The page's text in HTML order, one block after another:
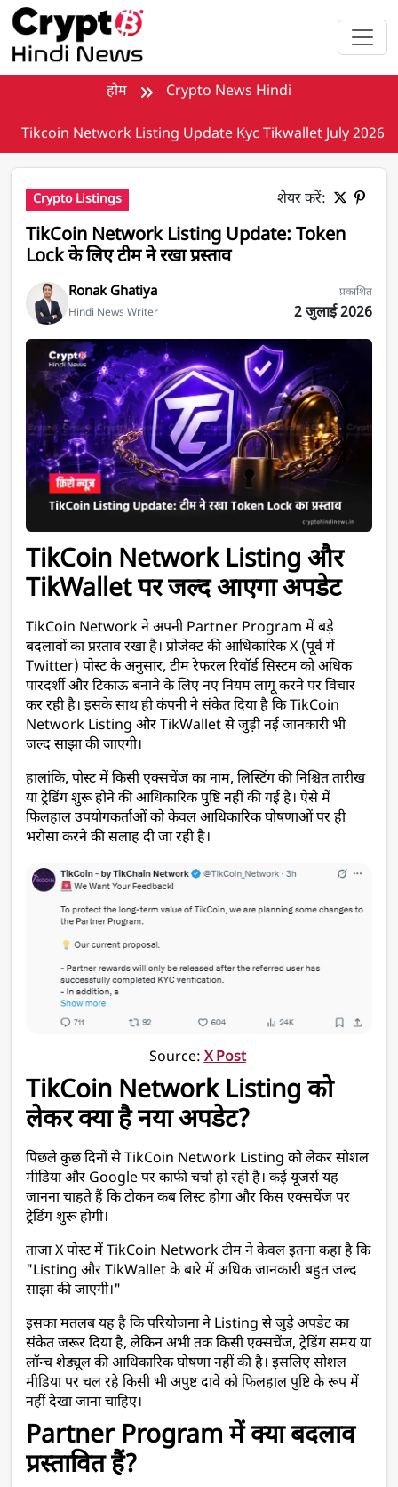
मुख्य सामग्री पर जाएँ
होम Crypto News Hindi
Tikcoin Network Listing Update Kyc Tikwallet July 2026
Crypto Listings शेयर करें:
TikCoin Network Listing Update: Token
Lock के लिए टीम ने रखा प्रस्ताव
Ronak Ghatiya
Hindi News Writer
प्रकाशित
2 जुलाई 2026
TikCoin Network Listing update
TikCoin Network Listing और
TikWallet पर जल्द आएगा अपडेट
TikCoin Network ने अपनी Partner Program में बड़े
बदलावों का प्रस्ताव रखा है। प्रोजेक्ट की आधिकारिक X (पूर्व में
Twitter) पोस्ट के अनुसार, टीम रेफरल रिवॉर्ड सिस्टम को अधिक
पारदर्शी और टिकाऊ बनाने के लिए नए नियम लागू करने पर विचार
कर रही है। इसके साथ ही कंपनी ने संकेत दिया है कि TikCoin
Network Listing और TikWallet से जुड़ी नई जानकारी भी
जल्द साझा की जाएगी।
हालांकि, पोस्ट में किसी एक्सचेंज का नाम, लिस्टिंग की निश्चित तारीख
या ट्रेडिंग शुरू होने की आधिकारिक पुष्टि नहीं की गई है। ऐसे में
फिलहाल उपयोगकर्ताओं को केवल आधिकारिक घोषणाओं पर ही
भरोसा करने की सलाह दी जा रही है।
Source: X Post
TikCoin Network Listing को
लेकर क्या है नया अपडेट?
पिछले कुछ दिनों से TikCoin Network Listing को लेकर सोशल
मीडिया और Google पर काफी चर्चा हो रही है। कई यूजर्स यह
जानना चाहते हैं कि टोकन कब लिस्ट होगा और किस एक्सचेंज पर
ट्रेडिंग शुरू होगी।
ताजा X पोस्ट में TikCoin Network टीम ने केवल इतना कहा है कि
"Listing और TikWallet के बारे में अधिक जानकारी बहुत जल्द
साझा की जाएगी।"
इसका मतलब यह है कि परियोजना ने Listing से जुड़े अपडेट का
संकेत जरूर दिया है, लेकिन अभी तक किसी एक्सचेंज, ट्रेडिंग समय या
लॉन्च शेड्यूल की आधिकारिक घोषणा नहीं की है। इसलिए सोशल
मीडिया पर चल रहे किसी भी अपुष्ट दावे को फिलहाल पुष्टि के रूप में
नहीं देखा जाना चाहिए।
Partner Program में क्या बदलाव
प्रस्तावित हैं?